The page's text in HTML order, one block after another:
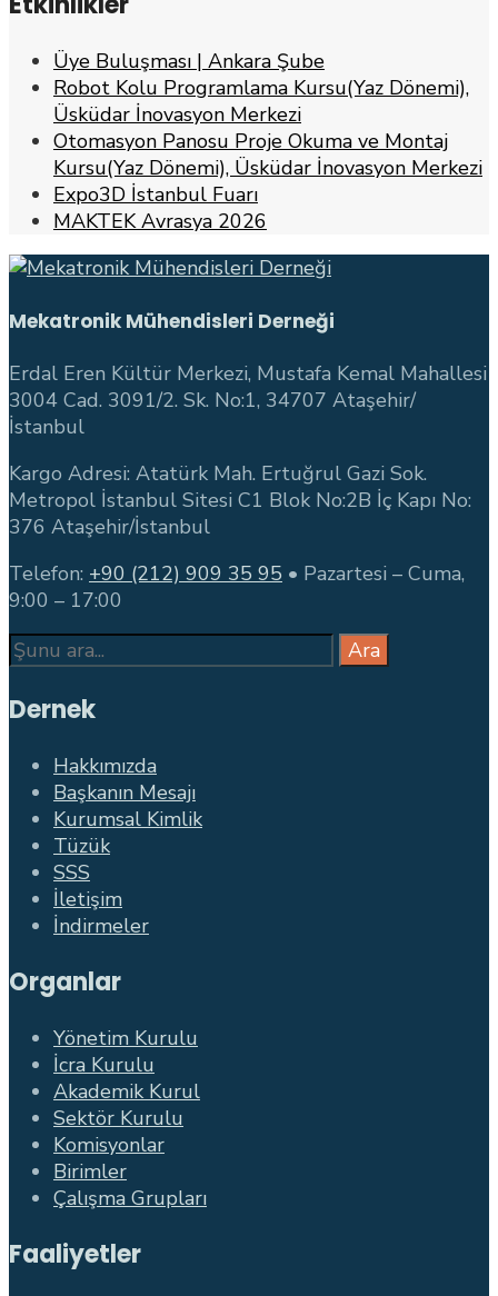
Üye Buluşması | Ankara Şube
Robot Kolu Programlama Kursu(Yaz Dönemi),
Üsküdar İnovasyon Merkezi
Otomasyon Panosu Proje Okuma ve Montaj
Kursu(Yaz Dönemi), Üsküdar İnovasyon Merkezi
Expo3D İstanbul Fuarı
MAKTEK Avrasya 2026
Mekatronik Mühendisleri Derneği
Erdal Eren Kültür Merkezi, Mustafa Kemal Mahallesi
3004 Cad. 3091/2. Sk. No:1, 34707 Ataşehir/
İstanbul
Kargo Adresi: Atatürk Mah. Ertuğrul Gazi Sok.
Metropol İstanbul Sitesi C1 Blok No:2B İç Kapı No:
376 Ataşehir/İstanbul
Telefon: +90 (212) 909 35 95 • Pazartesi – Cuma,
9:00 – 17:00
Search
for:
Ara
Dernek
Hakkımızda
Başkanın Mesajı
Kurumsal Kimlik
Tüzük
SSS
İletişim
İndirmeler
Organlar
Yönetim Kurulu
İcra Kurulu
Akademik Kurul
Sektör Kurulu
Komisyonlar
Birimler
Çalışma Grupları
Faaliyetler